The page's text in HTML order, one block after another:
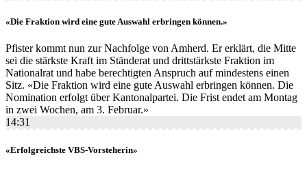
«Die Fraktion wird eine gute Auswahl erbringen können.»
Pfister kommt nun zur Nachfolge von Amherd. Er erklärt, die Mitte
sei die stärkste Kraft im Ständerat und drittstärkste Fraktion im
Nationalrat und habe berechtigten Anspruch auf mindestens einen
Sitz. «Die Fraktion wird eine gute Auswahl erbringen können. Die
Nomination erfolgt über Kantonalpartei. Die Frist endet am Montag
in zwei Wochen, am 3. Februar.»
14:31
«Erfolgreichste VBS-Vorsteherin»